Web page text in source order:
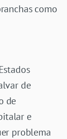
como
de
de
e
problema